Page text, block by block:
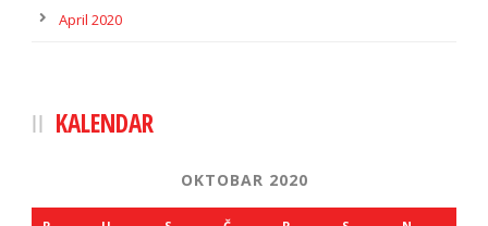
April 2020
KALENDAR
OKTOBAR 2020